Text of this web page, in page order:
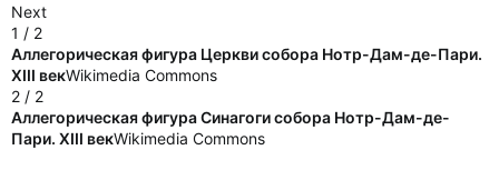
Next
1 / 2
Аллегорическая фигура Церкви cобора Нотр-Дам-де-Пари.
XIII векWikimedia Commons
2 / 2
Аллегорическая фигура Синагоги собора Нотр-Дам-де-
Пари. XIII векWikimedia Commons